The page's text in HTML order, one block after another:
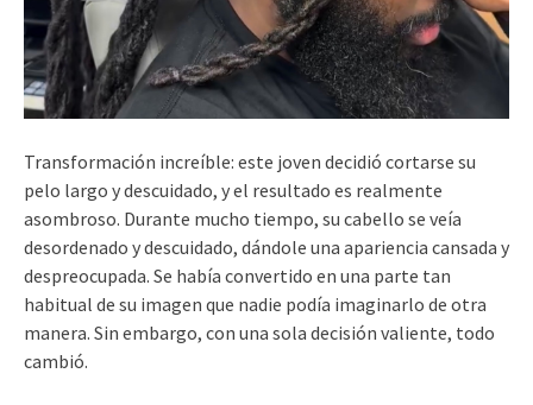
Transformación increíble: este joven decidió cortarse su
pelo largo y descuidado, y el resultado es realmente
asombroso. Durante mucho tiempo, su cabello se veía
desordenado y descuidado, dándole una apariencia cansada y
despreocupada. Se había convertido en una parte tan
habitual de su imagen que nadie podía imaginarlo de otra
manera. Sin embargo, con una sola decisión valiente, todo
cambió.